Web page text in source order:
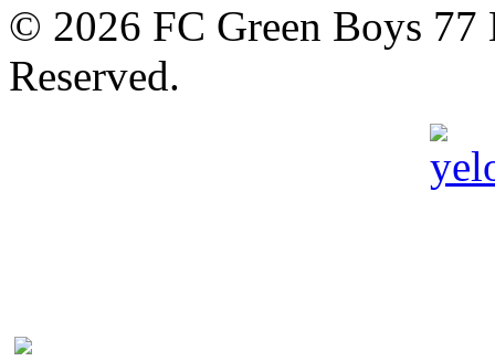
© 2026 FC Green Boys 77
Reserved.